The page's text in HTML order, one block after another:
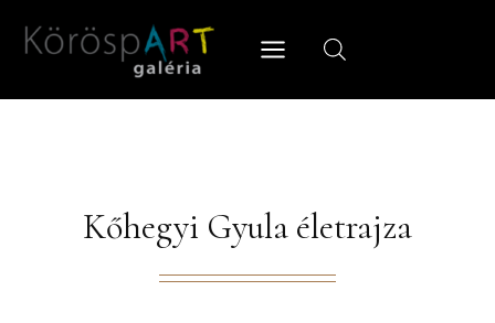
Kőhegyi Gyula életrajza